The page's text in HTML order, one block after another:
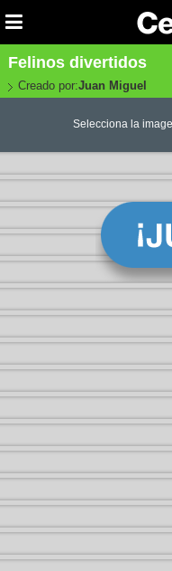
Felinos divertidos
Creado por:Juan Miguel
Selecciona la